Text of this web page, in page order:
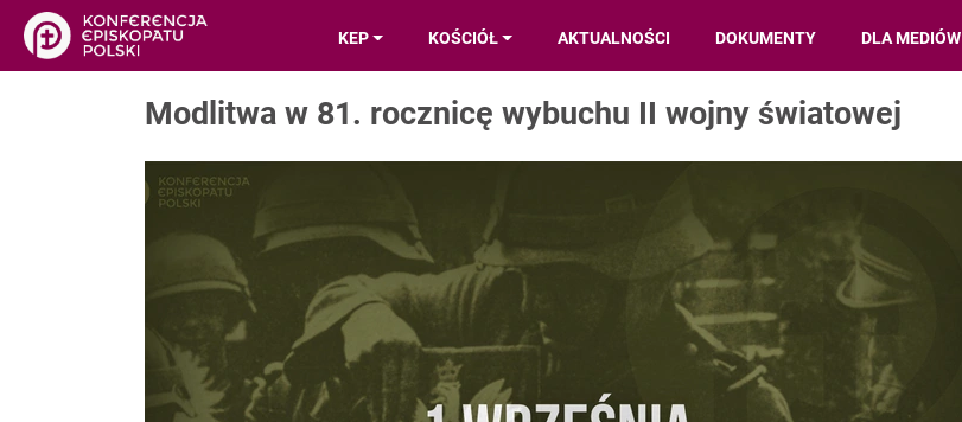
KEP KOŚCIÓŁ AKTUALNOŚCI DOKUMENTY DLA MEDIÓW
Modlitwa w 81. rocznicę wybuchu II wojny światowej